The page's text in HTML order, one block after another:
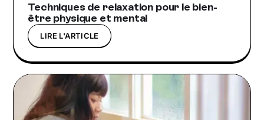
Techniques de relaxation pour le bien-
être physique et mental
LIRE L'ARTICLE